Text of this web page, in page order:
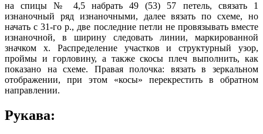
на спицы № 4,5 набрать 49 (53) 57 петель, связать 1
изнаночный ряд изнаночными, далее вязать по схеме, но
начать с 31-го р., две последние петли не провязывать вместе
изнаночной, в ширину следовать линии, маркированной
значком х. Распределение участков и структурный узор,
проймы и горловину, а также скосы плеч выполнить, как
показано на схеме. Правая полочка: вязать в зеркальном
отображении, при этом «косы» перекрестить в обратном
направлении.
Рукава: